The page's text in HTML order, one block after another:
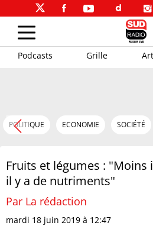
Podcasts Grille
POLITIQUE ECONOMIE SOCIÉTÉ
Fruits et légumes : "Moins
il y a de nutriments"
Par La rédaction
mardi 18 juin 2019 à 12:47